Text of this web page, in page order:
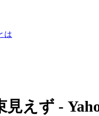
は
えず -